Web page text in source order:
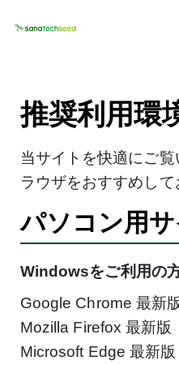
推奨利用環
当サイトを快適にご
ラウザをおすすめして
パソコン用サ
Windowsをご利用の
Google Chrome 最新
Mozilla Firefox 最新版
Microsoft Edge 最新版